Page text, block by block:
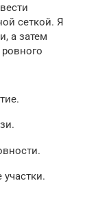
сеткой. Я
а затем